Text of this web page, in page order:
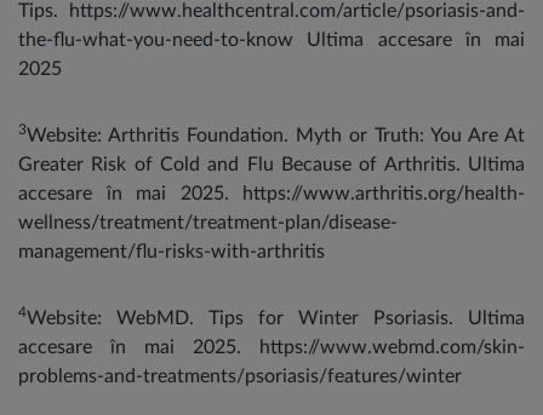
Tips. https://www.healthcentral.com/article/psoriasis-and-
the-flu-what-you-need-to-know Ultima accesare în mai
2025
3Website: Arthritis Foundation. Myth or Truth: You Are At
Greater Risk of Cold and Flu Because of Arthritis. Ultima
accesare în mai 2025. https://www.arthritis.org/health-
wellness/treatment/treatment-plan/disease-
management/flu-risks-with-arthritis
4Website: WebMD. Tips for Winter Psoriasis. Ultima
accesare în mai 2025. https://www.webmd.com/skin-
problems-and-treatments/psoriasis/features/winter